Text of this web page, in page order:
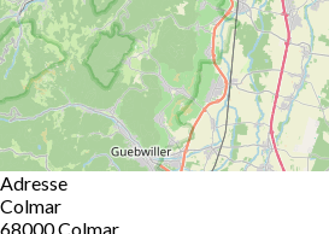
Adresse
Colmar
68000Colmar